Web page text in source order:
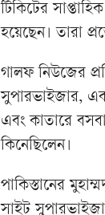
টিকিটের
হয়েছেন। তারা
গালফ নিউজের
সুপারভাইজার, এক
এবং কাতারে
কিনেছিলেন।
পাকিস্তানের
সাইট